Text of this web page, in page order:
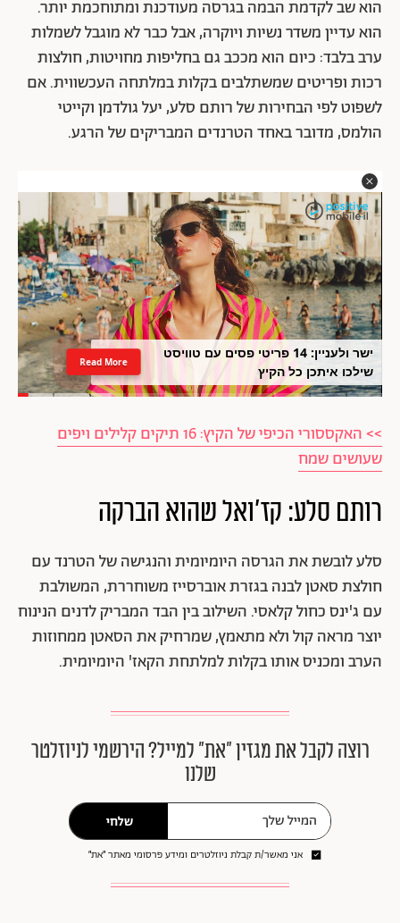
הוא שב לקדמת הבמה בגרסה מעודכנת ומתוחכמת יותר.
הוא עדיין משדר נשיות ויוקרה, אבל כבר לא מוגבל לשמלות
ערב בלבד: כיום הוא מככב גם בחליפות מחויטות, חולצות
רכות ופריטים שמשתלבים בקלות במלתחה העכשווית. אם
לשפוט לפי הבחירות של רותם סלע, יעל גולדמן וקייטי
הולמס, מדובר באחד הטרנדים המבריקים של הרגע.
ישר ולעניין: 14 פריטי פסים עם טוויסט
שילכו איתכן כל הקיץ
Read More
>> האקססורי הכיפי של הקיץ: 16 תיקים קלילים ויפים
שעושים שמח
רותם סלע: קז'ואל שהוא הברקה
סלע לובשת את הגרסה היומיומית והנגישה של הטרנד עם
חולצת סאטן לבנה בגזרת אוברסייז משוחררת, המשולבת
עם ג'ינס כחול קלאסי. השילוב בין הבד המבריק לדנים הנינוח
יוצר מראה קול ולא מתאמץ, שמרחיק את הסאטן ממחוזות
הערב ומכניס אותו בקלות למלתחת הקאז' היומיומית.
רוצה לקבל את מגזין ״את״ למייל? הירשמי לניוזלטר
שלנו
שלחי
אני מאשר/ת קבלת ניוזלטרים ומידע פרסומי מאתר ״את״